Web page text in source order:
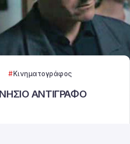
Κινηματογράφος
ΑΝΤΙΓΡΑΦΟ